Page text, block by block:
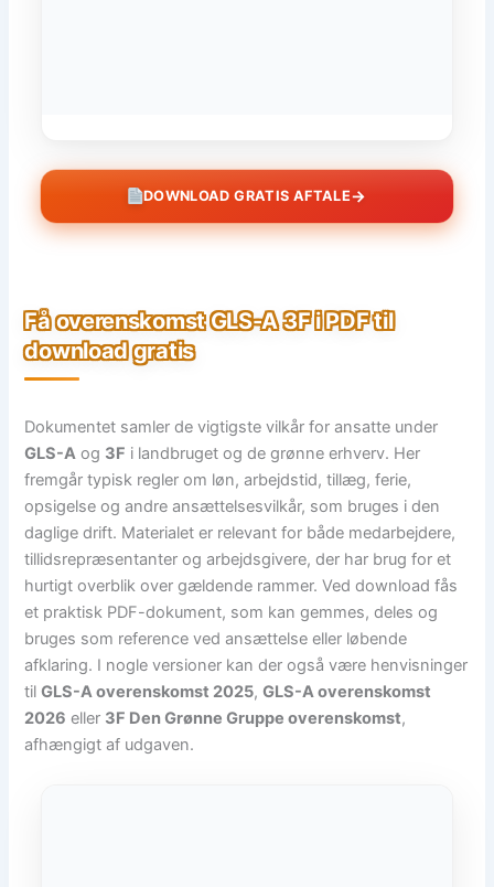
DOWNLOAD GRATIS AFTALE→
Få overenskomst GLS-A 3F i PDF til
download gratis
Dokumentet samler de vigtigste vilkår for ansatte under
GLS-A og 3F i landbruget og de grønne erhverv. Her
fremgår typisk regler om løn, arbejdstid, tillæg, ferie,
opsigelse og andre ansættelsesvilkår, som bruges i den
daglige drift. Materialet er relevant for både medarbejdere,
tillidsrepræsentanter og arbejdsgivere, der har brug for et
hurtigt overblik over gældende rammer. Ved download fås
et praktisk PDF-dokument, som kan gemmes, deles og
bruges som reference ved ansættelse eller løbende
afklaring. I nogle versioner kan der også være henvisninger
tilGLS-A overenskomst 2025,GLS-A overenskomst
2026 eller 3F Den Grønne Gruppe overenskomst,
afhængigt af udgaven.